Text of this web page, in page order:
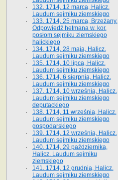
132. 1714, 12 marca, Halicz.
Laudum sejmiku ziemskiego
133. 1714, 25 marca, Brzeżany.
Odpowiedź hetmana w. kor.
posłom sejmiku ziemskiego
halickiego
134. 1714, 28 maja, Halicz.
Laudum sejmiku ziemskiego
135. 1714, 10 lipca, Halicz.
Laudum sejmiku ziemskiego
136. 1714, 6 sierpnia, Halicz.
Laudum sejmiku ziemskiego
137. 1714, 10 września, Halicz.
Laudum sejmiku ziemskiego
deputackiego
138. 1714, 11 września, Halicz.
Laudum sejmiku ziemskiego
gospodarskiego
139. 1714, 12 września, Halicz.
Laudum sejmiku ziemskiego
140. 1714, 29 października,
Halicz. Laudum sejmiku
ziemskiego
141. 1714, 12 grudnia, Halicz.
Laudum sejmiku ziemskiego